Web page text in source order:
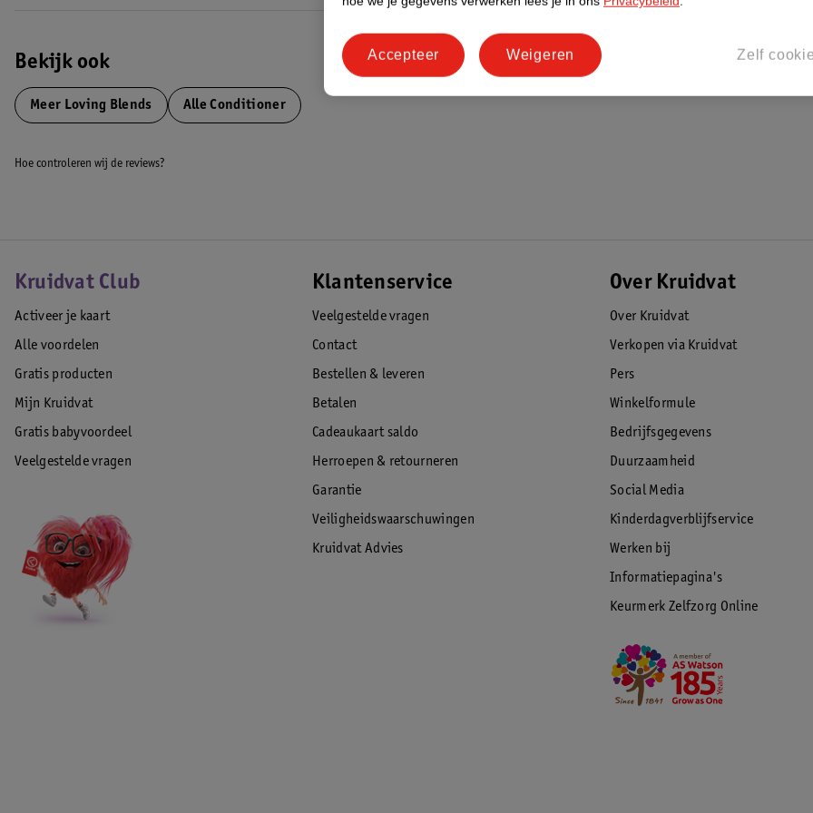
Bekijk ook
Meer Loving Blends Alle Conditioner
Hoe controleren wij de reviews?
Kruidvat Club
Activeer je kaart
Alle voordelen
Gratis producten
Mijn Kruidvat
Gratis babyvoordeel
Veelgestelde vragen
Klantenservice
Veelgestelde vragen
Contact
Bestellen & leveren
Betalen
Cadeaukaart saldo
Herroepen & retourneren
Garantie
Veiligheidswaarschuwingen
Kruidvat Advies
Over Kruidvat
Over Kruidvat
Verkopen via Kruidvat
Pers
Winkelformule
Bedrijfsgegevens
Duurzaamheid
Social Media
Kinderdagverblijfservice
Werken bij
Informatiepagina's
Keurmerk Zelfzorg Online
Zelf
Weigeren
Accepteer